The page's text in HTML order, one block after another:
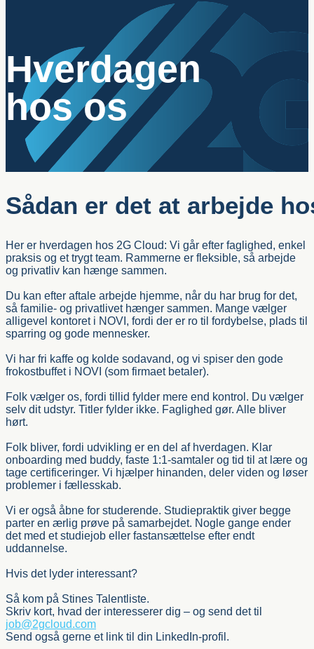
Hverdagen
hos os
Sådan er det at arbejde
Her er hverdagen hos 2G Cloud: Vi går efter faglighed, enkel
praksis og et trygt team. Rammerne er fleksible, så arbejde
og privatliv kan hænge sammen.
Du kan efter aftale arbejde hjemme, når du har brug for det,
så familie- og privatlivet hænger sammen. Mange vælger
alligevel kontoret i NOVI, fordi der er ro til fordybelse, plads til
sparring og gode mennesker.
Vi har fri kaffe og kolde sodavand, og vi spiser den gode
frokostbuffet i NOVI (som firmaet betaler).
Folk vælger os, fordi tillid fylder mere end kontrol. Du vælger
selv dit udstyr. Titler fylder ikke. Faglighed gør. Alle bliver
hørt.
Folk bliver, fordi udvikling er en del af hverdagen. Klar
onboarding med buddy, faste 1:1-samtaler og tid til at lære og
tage certificeringer. Vi hjælper hinanden, deler viden og løser
problemer i fællesskab.
Vi er også åbne for studerende. Studiepraktik giver begge
parter en ærlig prøve på samarbejdet. Nogle gange ender
det med et studiejob eller fastansættelse efter endt
uddannelse.
Hvis det lyder interessant?
Så kom på Stines Talentliste.
Skriv kort, hvad der interesserer dig – og send det til
job@2gcloud.com
Send også gerne et link til din LinkedIn-profil.